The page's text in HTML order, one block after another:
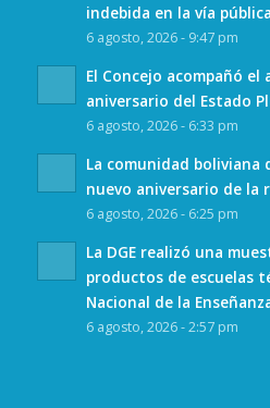
indebida en la vía pública
6 agosto, 2026 - 9:47 pm
El Concejo acompañó el
aniversario del Estado
6 agosto, 2026 - 6:33 pm
La comunidad boliviana
nuevo aniversario de la
6 agosto, 2026 - 6:25 pm
La DGE realizó una
productos de escuelas
Nacional de la
6 agosto, 2026 - 2:57 pm